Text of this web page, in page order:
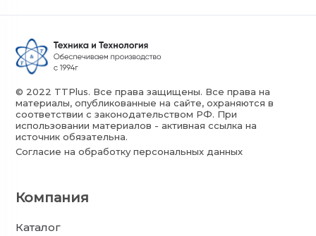
© 2022 TTPlus. Все права защищены. Все права на
материалы, опубликованные на сайте, охраняются в
соответствии с законодательством РФ. При
использовании материалов - активная ссылка на
источник обязательна.
Согласие на обработку персональных данных
Компания
Каталог